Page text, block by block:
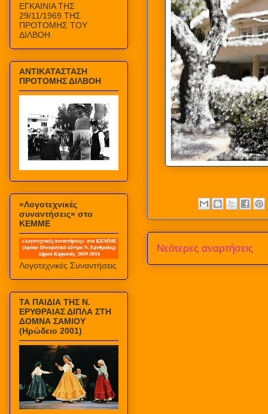
Νεότερες αναρτήσεις
ΕΓΚΑΙΝΙΑ ΤΗΣ
29/11/1969 ΤΗΣ
ΠΡΟΤΟΜΗΣ ΤΟΥ
ΔΙΛΒΟΗ
ΑΝΤΙΚΑΤΑΣΤΑΣΗ
ΠΡΟΤΟΜΗΣ ΔΙΛΒΟΗ
«Λογοτεχνικές
συναντήσεις» στο
ΚΕΜΜΕ
Λογοτεχνικές Συναντήσεις
ΤΑ ΠΑΙΔΙΑ ΤΗΣ Ν.
ΕΡΥΘΡΑΙΑΣ ΔΙΠΛΑ ΣΤΗ
ΔΟΜΝΑ ΣΑΜΙΟΥ
(Ηρώδειο 2001)